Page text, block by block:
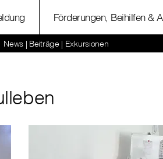
Förderungen, Beihilfen &
News | Beiträge | Exkursionen